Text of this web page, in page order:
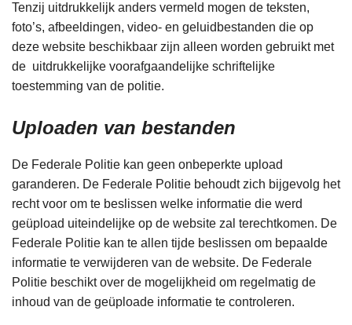
Tenzij uitdrukkelijk anders vermeld mogen de teksten,
foto’s, afbeeldingen, video- en geluidbestanden die op
deze website beschikbaar zijn alleen worden gebruikt met
de uitdrukkelijke voorafgaandelijke schriftelijke
toestemming van de politie.
Uploaden van bestanden
De Federale Politie kan geen onbeperkte upload
garanderen. De Federale Politie behoudt zich bijgevolg het
recht voor om te beslissen welke informatie die werd
geüpload uiteindelijke op de website zal terechtkomen. De
Federale Politie kan te allen tijde beslissen om bepaalde
informatie te verwijderen van de website. De Federale
Politie beschikt over de mogelijkheid om regelmatig de
inhoud van de geüploade informatie te controleren.